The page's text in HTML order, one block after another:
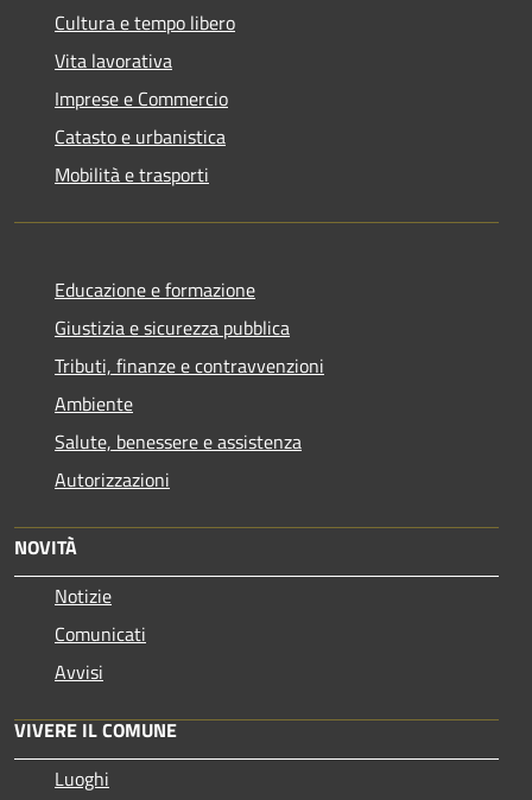
Cultura e tempo libero
Vita lavorativa
Imprese e Commercio
Catasto e urbanistica
Mobilità e trasporti
Educazione e formazione
Giustizia e sicurezza pubblica
Tributi, finanze e contravvenzioni
Ambiente
Salute, benessere e assistenza
Autorizzazioni
NOVITÀ
Notizie
Comunicati
Avvisi
VIVERE IL COMUNE
Luoghi